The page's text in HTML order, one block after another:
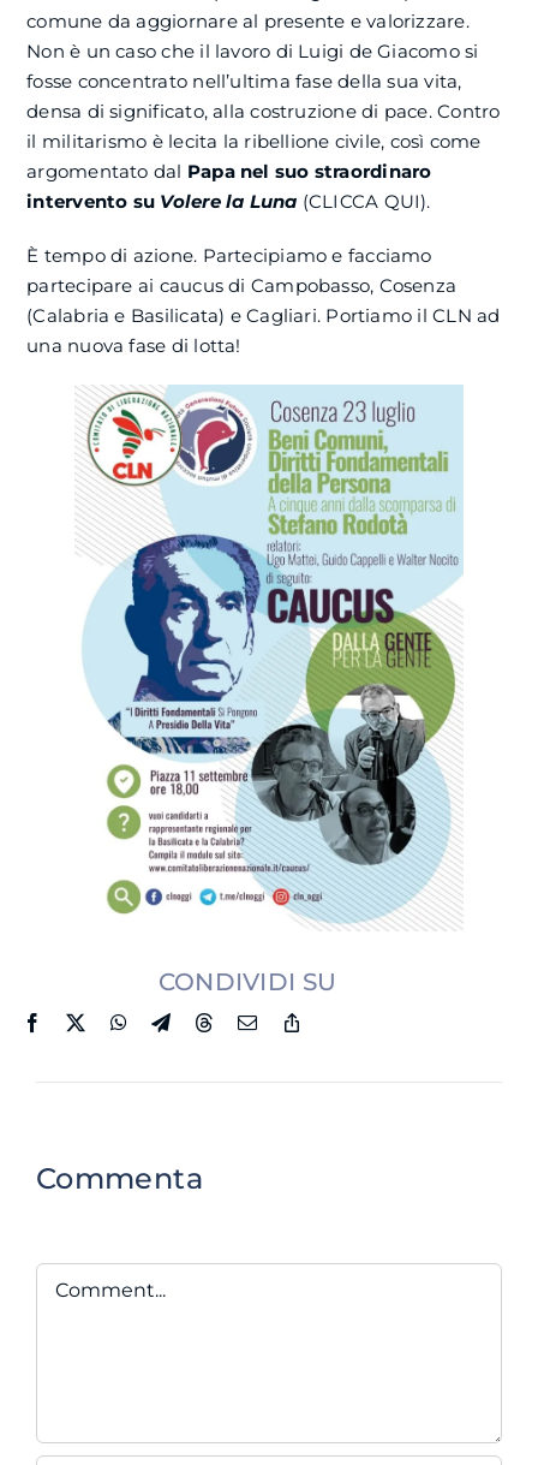
comune da aggiornare al presente e valorizzare.
Non è un caso che il lavoro di Luigi de Giacomo si
fosse concentrato nell’ultima fase della sua vita,
densa di significato, alla costruzione di pace. Contro
il militarismo è lecita la ribellione civile, così come
argomentato dal Papa nel suo straordinaro
intervento su Volere la Luna (CLICCA QUI).
È tempo di azione. Partecipiamo e facciamo
partecipare ai caucus di Campobasso, Cosenza
(Calabria e Basilicata) e Cagliari. Portiamo il CLN ad
una nuova fase di lotta!
CONDIVIDI SU
Commenta
Comment